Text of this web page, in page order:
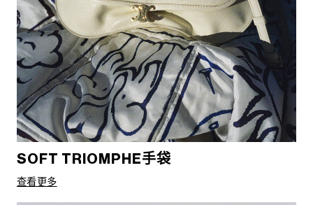
SOFT TRIOMPHE手袋
查看更多